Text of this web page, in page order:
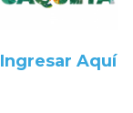
Ingresar Aquí